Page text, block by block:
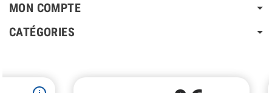
MON COMPTE
CATÉGORIES